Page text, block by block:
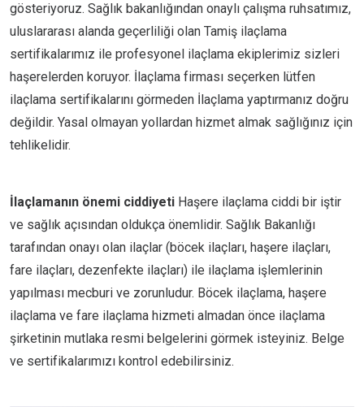
gösteriyoruz. Sağlık bakanlığından onaylı çalışma ruhsatımız,
uluslararası alanda geçerliliği olan Tamiş ilaçlama
sertifikalarımız ile profesyonel ilaçlama ekiplerimiz sizleri
haşerelerden koruyor. İlaçlama firması seçerken lütfen
ilaçlama sertifikalarını görmeden İlaçlama yaptırmanız doğru
değildir. Yasal olmayan yollardan hizmet almak sağlığınız için
tehlikelidir.
İlaçlamanın önemi ciddiyeti Haşere ilaçlama ciddi bir iştir
ve sağlık açısından oldukça önemlidir. Sağlık Bakanlığı
tarafından onayı olan ilaçlar (böcek ilaçları, haşere ilaçları,
fare ilaçları, dezenfekte ilaçları) ile ilaçlama işlemlerinin
yapılması mecburi ve zorunludur. Böcek ilaçlama, haşere
ilaçlama ve fare ilaçlama hizmeti almadan önce ilaçlama
şirketinin mutlaka resmi belgelerini görmek isteyiniz. Belge
ve sertifikalarımızı kontrol edebilirsiniz.